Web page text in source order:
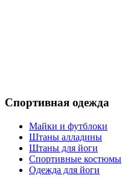
Спортивная одежда
Майки и футблоки
Штаны алладины
Штаны для йоги
Спортивные костюмы
Одежда для йоги